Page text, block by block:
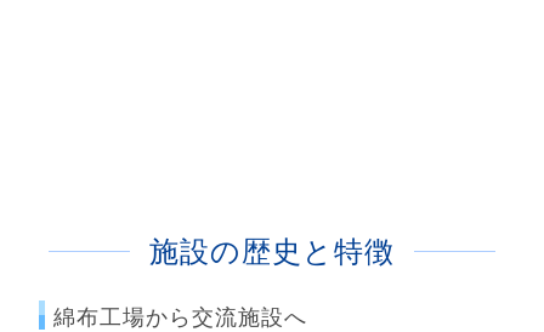
施設の歴史と特徴
綿布工場から交流施設へ